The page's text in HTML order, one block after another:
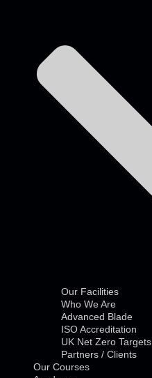
Our Facilities
Who We Are
Advanced Blade
ISO Accreditation
UK Net Zero Targets
Partners / Clients
Our Courses